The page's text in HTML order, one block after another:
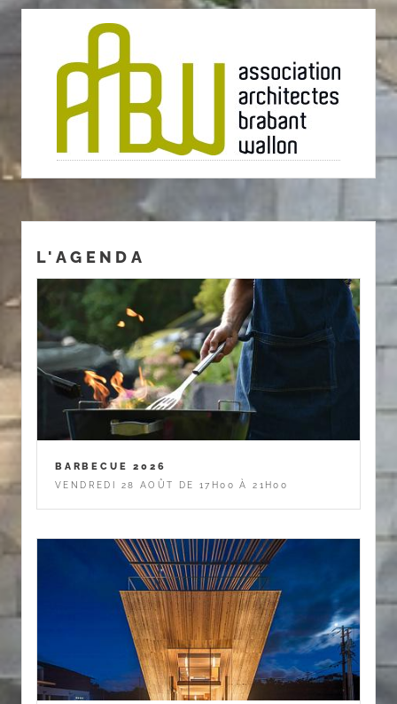
L'AGENDA
BARBECUE 2026
VENDREDI 28 AOÛT DE 17H00 À 21H00